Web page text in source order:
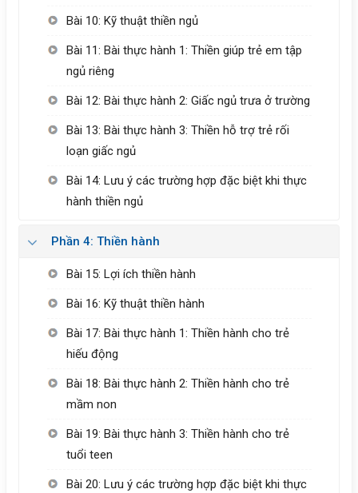
Bài 10: Kỹ thuật thiền ngủ
Bài 11: Bài thực hành 1: Thiền giúp trẻ em tập
ngủ riêng
Bài 12: Bài thực hành 2: Giấc ngủ trưa ở trường
Bài 13: Bài thực hành 3: Thiền hỗ trợ trẻ rối
loạn giấc ngủ
Bài 14: Lưu ý các trường hợp đặc biệt khi thực
hành thiền ngủ
Phần 4: Thiền hành
Bài 15: Lợi ích thiền hành
Bài 16: Kỹ thuật thiền hành
Bài 17: Bài thực hành 1: Thiền hành cho trẻ
hiếu động
Bài 18: Bài thực hành 2: Thiền hành cho trẻ
mầm non
Bài 19: Bài thực hành 3: Thiền hành cho trẻ
tuổi teen
Bài 20: Lưu ý các trường hợp đặc biệt khi thực